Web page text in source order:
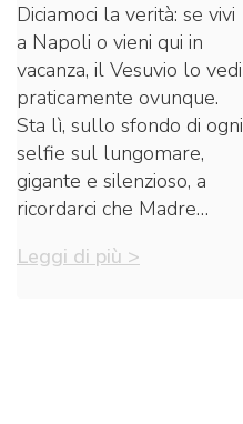
Diciamoci la verità: se vivi
a Napoli o vieni qui in
vacanza, il Vesuvio lo vedi
praticamente ovunque.
Sta lì, sullo sfondo di ogni
selfie sul lungomare,
gigante e silenzioso, a
ricordarci che Madre…
Leggi di più >